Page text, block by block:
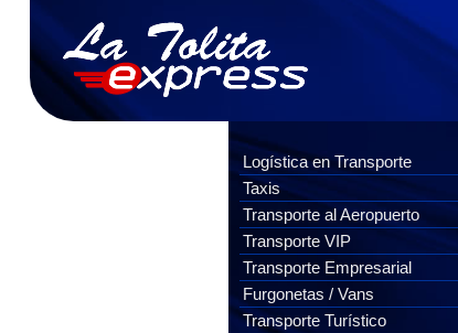
Logística en Transporte
Taxis
Transporte al Aeropuerto
Transporte VIP
Transporte Empresarial
Furgonetas / Vans
Transporte Turístico